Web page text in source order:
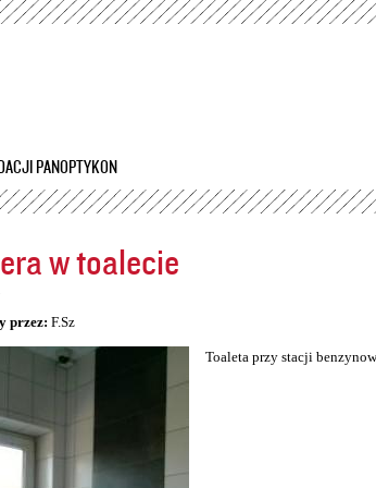
Przejdź
PANOPTYKON
w toalecie
przez: F.Sz
Toaleta przy stacji